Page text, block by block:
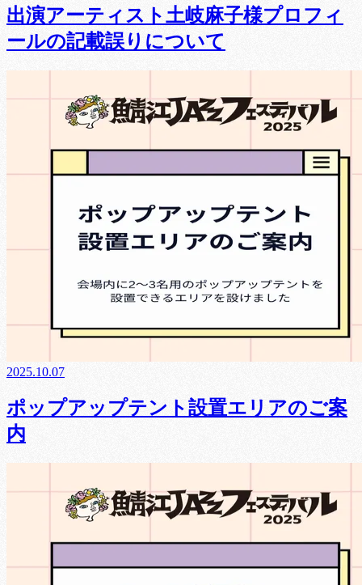
出演アーティスト土岐麻子様プロフィ
ールの記載誤りについて
2025.10.07
ポップアップテント設置エリアのご案
内